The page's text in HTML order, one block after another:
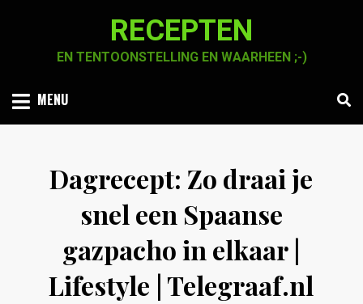
RECEPTEN
EN TENTOONSTELLING EN WAARHEEN ;-)
MENU
Dagrecept: Zo draai je
snel een Spaanse
gazpacho in elkaar |
Lifestyle | Telegraaf.nl